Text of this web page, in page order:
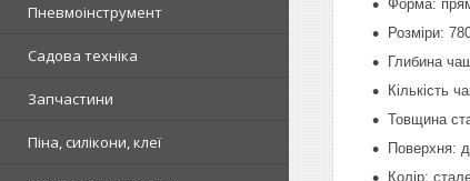
Пневмоінструмент
Садова техніка
Запчастини
Піна, силікони, клеї
Форма:
Розміри:
Глибина
Кількість
Товщина
Поверхня:
Колір: